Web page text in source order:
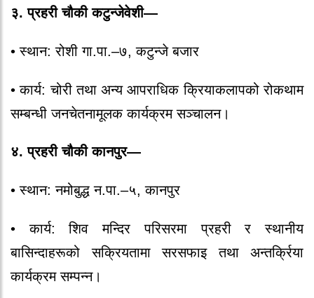
३. प्रहरी चौकी कटुन्जेवेशी—
•स्थान: रोशी गा.पा.–७, कटुन्जे बजार
•कार्य: चोरी तथा अन्य आपराधिक क्रियाकलापको रोकथाम
सम्बन्धी जनचेतनामूलक कार्यक्रम सञ्चालन।
४. प्रहरी चौकी कानपुर—
•स्थान: नमोबुद्ध न.पा.–५, कानपुर
•कार्य: शिव मन्दिर परिसरमा प्रहरी र स्थानीय
बासिन्दाहरूको सक्रियतामा सरसफाइ तथा अन्तर्क्रिया
कार्यक्रम सम्पन्न।